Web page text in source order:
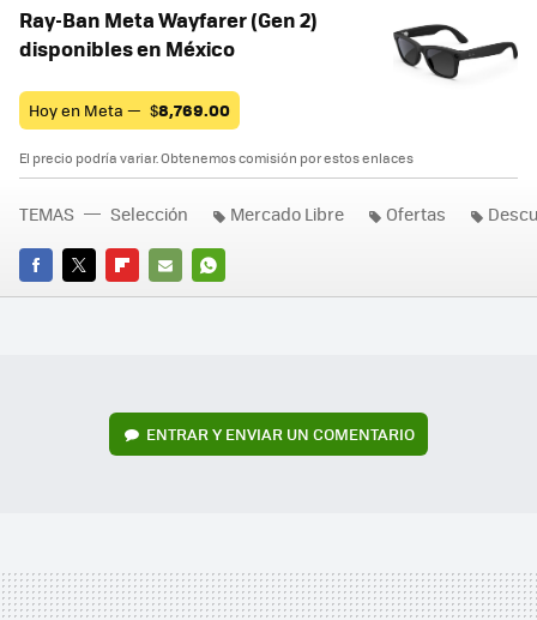
Ray-Ban Meta Wayfarer (Gen 2)
disponibles en México
Hoy en Meta — $8,769.00
El precio podría variar. Obtenemos comisión por estos enlaces
FACEBOOK
TWITTERFLIPBOARD
E-
WHATSAPP
TEMAS Selección Mercado Libre Ofertas
ENTRAR Y ENVIAR UN COMENTARIO